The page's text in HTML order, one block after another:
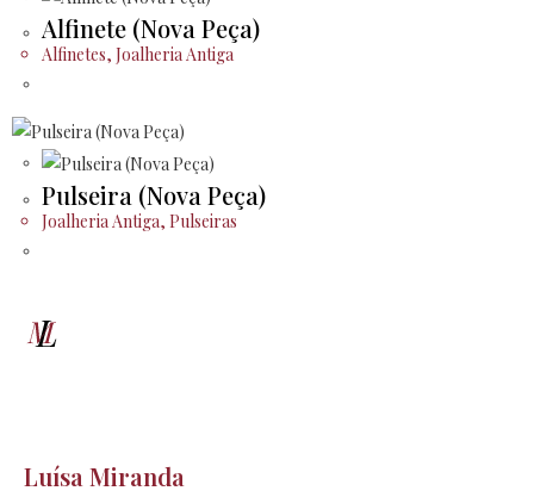
Alfinete (Nova Peça)
Alfinetes, Joalheria Antiga
Pulseira (Nova Peça)
Joalheria Antiga, Pulseiras
Luísa Miranda